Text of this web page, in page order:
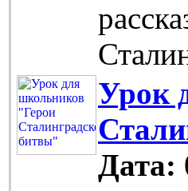
Урок
Дата: